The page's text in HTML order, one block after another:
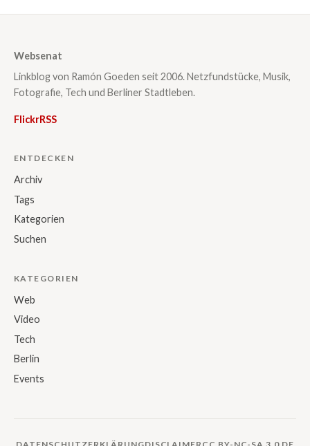
Websenat
Linkblog von Ramón Goeden seit 2006. Netzfundstücke, Musik,
Fotografie, Tech und Berliner Stadtleben.
FlickrRSS
ENTDECKEN
Archiv
Tags
Kategorien
Suchen
KATEGORIEN
Web
Video
Tech
Berlin
Events
DATENSCHUTZERKLÄRUNGDISCLAIMER CC BY-NC-SA 3.0 DE